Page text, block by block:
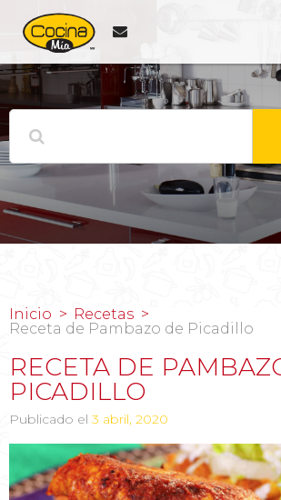
Inicio
Recetas
Receta de Pambazo de Picadillo
RECETA DE
PICADILLO
Publicado el 3 abril, 2020